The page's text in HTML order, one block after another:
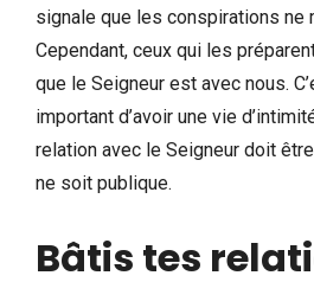
signale que les conspirations ne
Cependant, ceux qui les
que le Seigneur est avec nous.
important d’avoir une vie
relation avec le Seigneur doit
ne soit publique.
Bâtis tes